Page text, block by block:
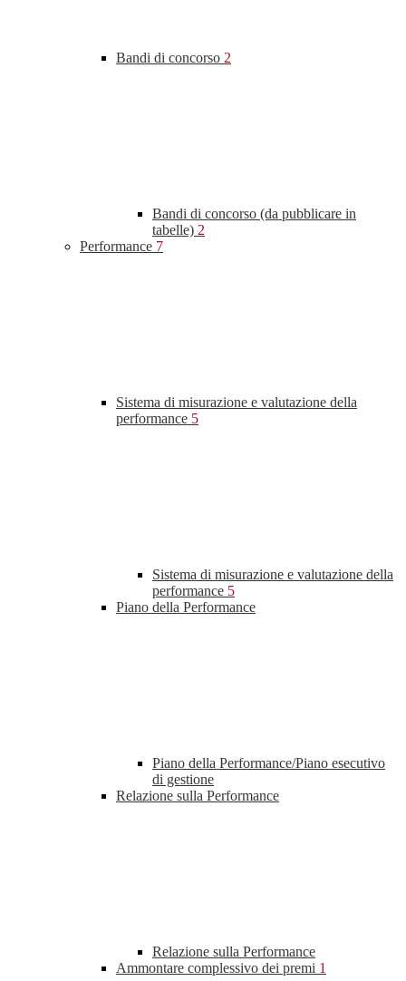
Bandi di concorso 2
Bandi di concorso (da pubblicare in
tabelle) 2
Performance 7
Sistema di misurazione e valutazione della
performance 5
Sistema di misurazione e valutazione della
performance 5
Piano della Performance
Piano della Performance/Piano esecutivo
di gestione
Relazione sulla Performance
Relazione sulla Performance
Ammontare complessivo dei premi 1